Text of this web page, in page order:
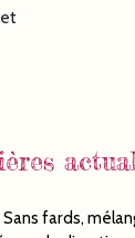
fards,